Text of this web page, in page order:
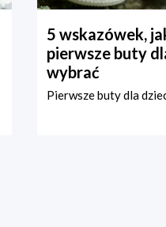
5 wskazówek,
pierwsze buty
wybrać
Pierwsze buty dla